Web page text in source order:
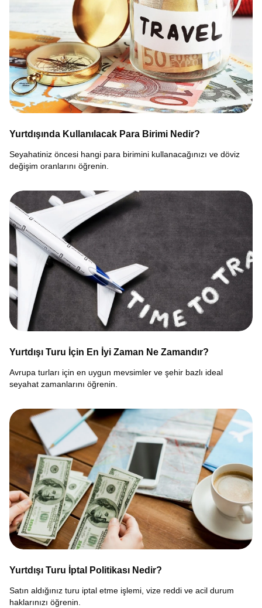
Yurtdışında Kullanılacak Para Birimi Nedir?
Seyahatiniz öncesi hangi para birimini kullanacağınızı ve döviz
değişim oranlarını öğrenin.
Yurtdışı Turu İçin En İyi Zaman Ne Zamandır?
Avrupa turları için en uygun mevsimler ve şehir bazlı ideal
seyahat zamanlarını öğrenin.
Yurtdışı Turu İptal Politikası Nedir?
Satın aldığınız turu iptal etme işlemi, vize reddi ve acil durum
haklarınızı öğrenin.